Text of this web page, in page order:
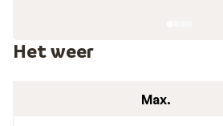
perfecte vakantie
tijdens je vakantie
Het weer
Max.